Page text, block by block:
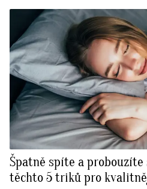
Špatně spíte a probouzíte
těchto 5 triků pro